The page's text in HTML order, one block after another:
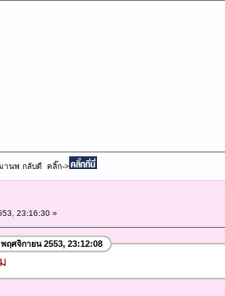
านพ กลับดี คลิ๊ก->
23:16:30 »
ฤศจิกายน 2553, 23:12:08